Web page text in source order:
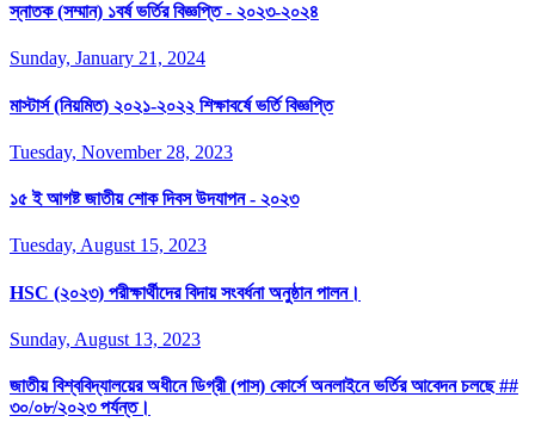
স্নাতক (সম্মান) ১বর্ষ ভর্তির বিজ্ঞপ্তি - ২০২৩-২০২৪
Sunday, January 21, 2024
মাস্টার্স (নিয়মিত) ২০২১-২০২২ শিক্ষাবর্ষে ভর্তি বিজ্ঞপ্তি
Tuesday, November 28, 2023
১৫ ই আগষ্ট জাতীয় শোক দিবস উদযাপন - ২০২৩
Tuesday, August 15, 2023
HSC (২০২৩) পরীক্ষার্থীদের বিদায় সংবর্ধনা অনুষ্ঠান পালন।
Sunday, August 13, 2023
জাতীয় বিশ্ববিদ্যালয়ের অধীনে ডিগ্রী (পাস) কোর্সে অনলাইনে ভর্তির আবেদন চলছে ##
৩০/০৮/২০২৩ পর্যন্ত।